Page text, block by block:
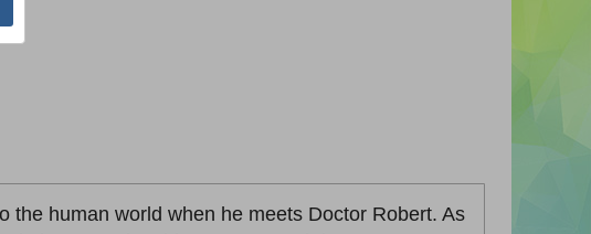
the human world when he meets Doctor Robert. As